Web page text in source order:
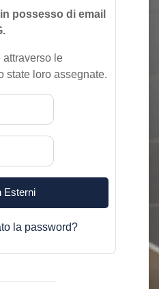
possesso di email
attraverso le
state loro assegnate.
Esterni
la password?